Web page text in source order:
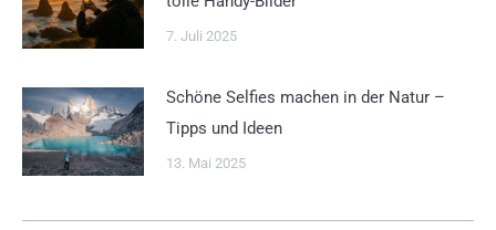
7. Juli 2025
Schöne Selfies machen in der Natur –
Tipps und Ideen
13. Mai 2025